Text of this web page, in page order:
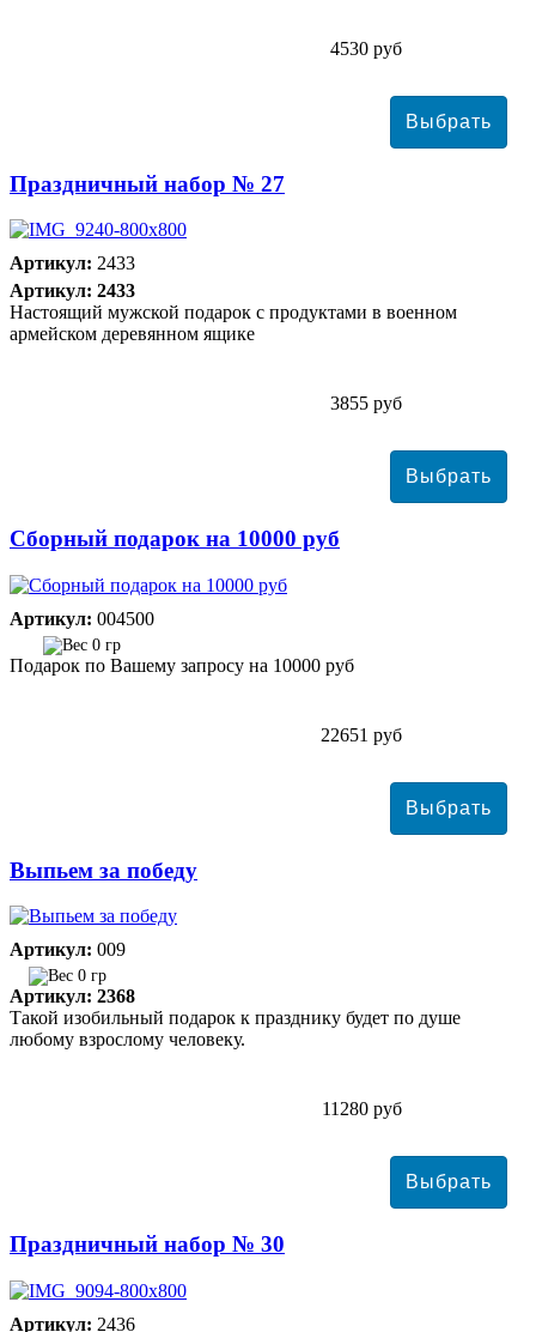
4530 руб
Праздничный набор № 27
Артикул: 2433
Артикул: 2433
Настоящий мужской подарок с продуктами в военном
армейском деревянном ящике
3855 руб
Сборный подарок на 10000 руб
Артикул: 004500
0 гр
Подарок по Вашему запросу на 10000 руб
22651 руб
Выпьем за победу
Артикул: 009
0 гр
Артикул: 2368
Такой изобильный подарок к празднику будет по душе
любому взрослому человеку.
11280 руб
Праздничный набор № 30
Артикул: 2436